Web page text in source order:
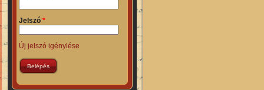
Jelszó *
Új jelszó igénylése